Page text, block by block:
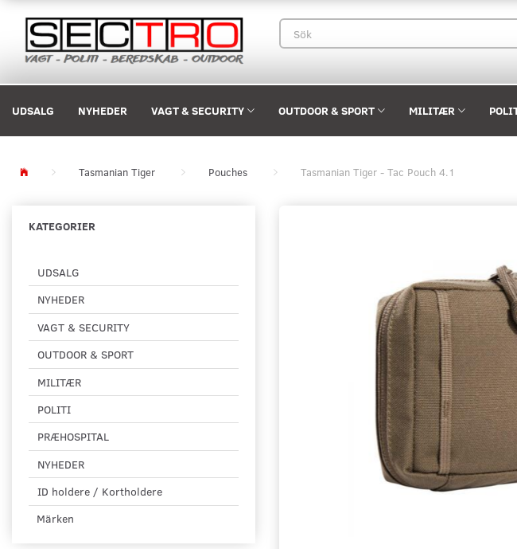
UDSALG NYHEDER VAGT & SECURITY OUTDOOR & SPORT MILITÆR
Tasmanian Tiger Pouches Tasmanian Tiger - Tac Pouch 4.1
KATEGORIER
UDSALG
NYHEDER
VAGT & SECURITY
OUTDOOR & SPORT
MILITÆR
POLITI
PRÆHOSPITAL
NYHEDER
ID holdere / Kortholdere
Märken